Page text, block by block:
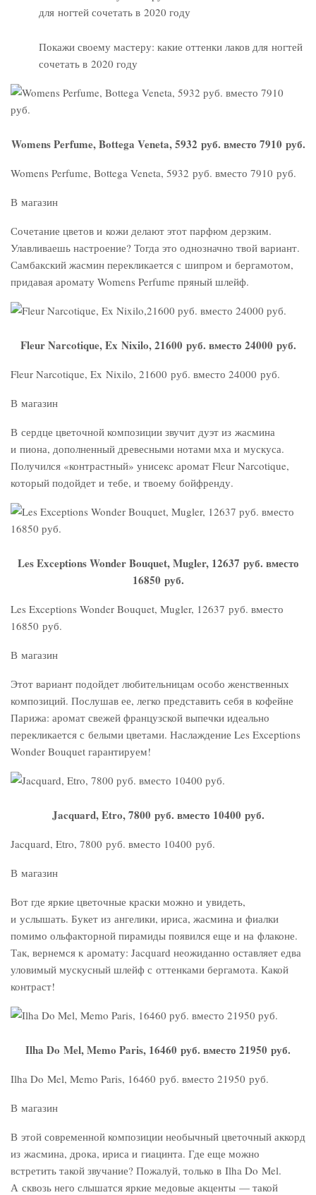
Покажи своему мастеру: какие оттенки лаков для ногтей
сочетать в 2020 году
Womens Perfume, Bottega Veneta, 5932 руб. вместо 7910 руб.
Womens Perfume, Bottega Veneta, 5932 руб. вместо 7910 руб.
В магазин
Сочетание цветов и кожи делают этот парфюм дерзким.
Улавливаешь настроение? Тогда это однозначно твой вариант.
Самбакский жасмин перекликается с шипром и бергамотом,
придавая аромату Womens Perfume пряный шлейф.
Fleur Narcotique, Ex Nixilo, 21600 руб. вместо 24000 руб.
Fleur Narcotique, Ex Nixilo, 21600 руб. вместо 24000 руб.
В магазин
В сердце цветочной композиции звучит дуэт из жасмина
и пиона, дополненный древесными нотами мха и мускуса.
Получился «контрастный» унисекс аромат Fleur Narcotique,
который подойдет и тебе, и твоему бойфренду.
Les Exceptions Wonder Bouquet, Mugler, 12637 руб. вместо
16850 руб.
Les Exceptions Wonder Bouquet, Mugler, 12637 руб. вместо
16850 руб.
В магазин
Этот вариант подойдет любительницам особо женственных
композиций. Послушав ее, легко представить себя в кофейне
Парижа: аромат свежей французской выпечки идеально
перекликается с белыми цветами. Наслаждение Les Exceptions
Wonder Bouquet гарантируем!
Jacquard, Etro, 7800 руб. вместо 10400 руб.
Jacquard, Etro, 7800 руб. вместо 10400 руб.
В магазин
Вот где яркие цветочные краски можно и увидеть,
и услышать. Букет из ангелики, ириса, жасмина и фиалки
помимо ольфакторной пирамиды появился еще и на флаконе.
Так, вернемся к аромату: Jacquard неожиданно оставляет едва
уловимый мускусный шлейф с оттенками бергамота. Какой
контраст!
Ilha Do Mel, Memo Paris, 16460 руб. вместо 21950 руб.
Ilha Do Mel, Memo Paris, 16460 руб. вместо 21950 руб.
В магазин
В этой современной композиции необычный цветочный аккорд
из жасмина, дрока, ириса и гиацинта. Где еще можно
встретить такой звучание? Пожалуй, только в Ilha Do Mel.
А сквозь него слышатся яркие медовые акценты — такой